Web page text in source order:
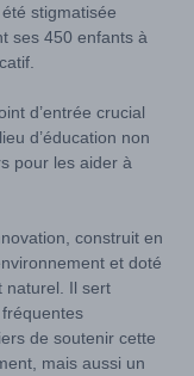
stigmatisée
ses 450 enfants à
d’entrée crucial
d’éducation non
pour les aider à
construit en
et doté
naturel. Il sert
de soutenir cette
mais aussi un